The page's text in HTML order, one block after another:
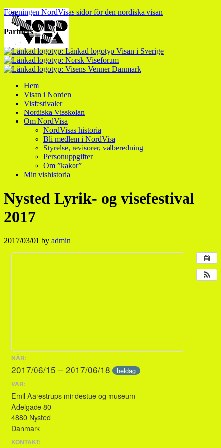
Föreningen NordVisas sidor för den nordiska visan
Partners
Hem
Visan i Norden
Visfestivaler
Nordiska Visskolan
Om NordVisa
NordVisas historia
Bli medlem i NordVisa
Styrelse, revisorer, valberedning
Personuppgifter
Om ”kakor”
Min vishistoria
Nysted Lyrik- og visefestival
2017
2017/03/01 by admin
NÄR:
2017/06/15 – 2017/06/18 heldag
VAR:
Emil Aarestrups mindestue og museum
Adelgade 80
4880 Nysted
Danmark
KONTAKT: